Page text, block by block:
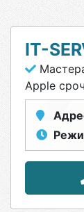
IT-
Apple